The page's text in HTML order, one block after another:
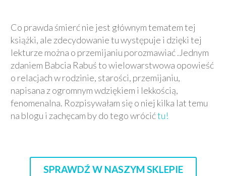
Co prawda śmierć nie jest głównym tematem tej
książki, ale zdecydowanie tu występuje i dzięki tej
lekturze można o przemijaniu porozmawiać .Jednym
zdaniem Babcia Rabuś to wielowarstwowa opowieść
o relacjach w rodzinie, starości, przemijaniu,
napisana z ogromnym wdziękiem i lekkością,
fenomenalna. Rozpisywałam się o niej kilka lat temu
na blogu i zachęcam by do tego wrócićtu!
SPRAWDŹ W NASZYM SKLEPIE